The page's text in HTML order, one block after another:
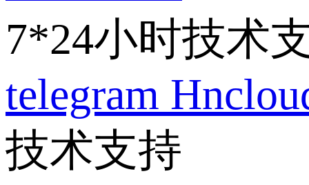
7*24小时技术
telegram
技术支持